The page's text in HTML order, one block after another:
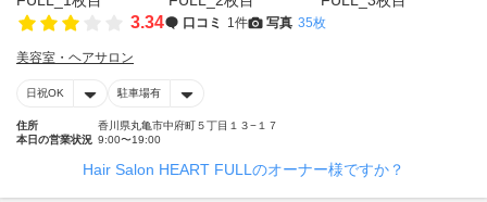
3.34 口コミ 1件 写真 35枚
美容室・ヘアサロン
日祝OK 駐車場有
住所
香川県丸亀市中府町５丁目１３−１７
本日の営業状況 9:00〜19:00
Hair Salon HEART FULLのオーナー様ですか？